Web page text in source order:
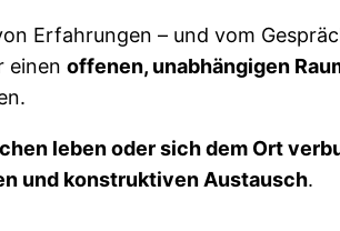
Erfahrungen – und vom
einen offenen, unabhängigen
leben oder sich dem Ort
und konstruktiven Austausch.